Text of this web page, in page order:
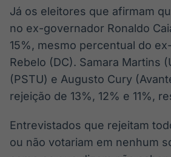
para
Já os eleitores que afirmam
no ex-governador Ronaldo
15%, mesmo percentual do
Rebelo (DC). Samara Martins
(PSTU) e Augusto Cury
rejeição de 13%, 12% e 11%,
Entrevistados que rejeitam
ou não votariam em nenhum